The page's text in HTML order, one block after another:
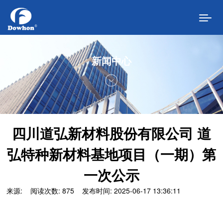
首页
走进道弘
公司介绍
发展历程
经营理念
新闻中心
四川道弘新材料股份有限公司 道
弘特种新材料基地项目（一期）第
一次公示
来源: 阅读次数: 875 发布时间: 2025-06-17 13:36:11